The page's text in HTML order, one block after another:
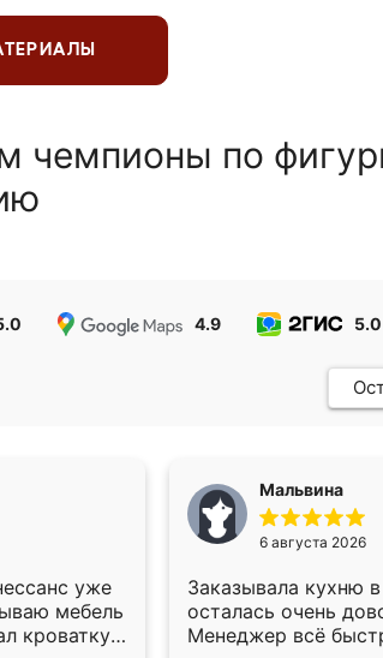
чемпионы по
4.9 5.0
уже
мебель
кроватку
Мальвина
6 августа 2026
Заказывала кухню
осталась очень
Менеджер всё